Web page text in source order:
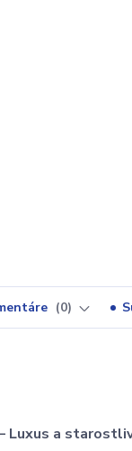
0
Luxus a